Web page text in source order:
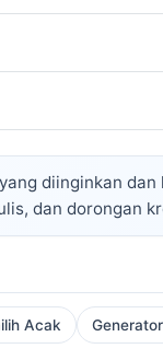
diinginkan dan
dan dorongan
Acak